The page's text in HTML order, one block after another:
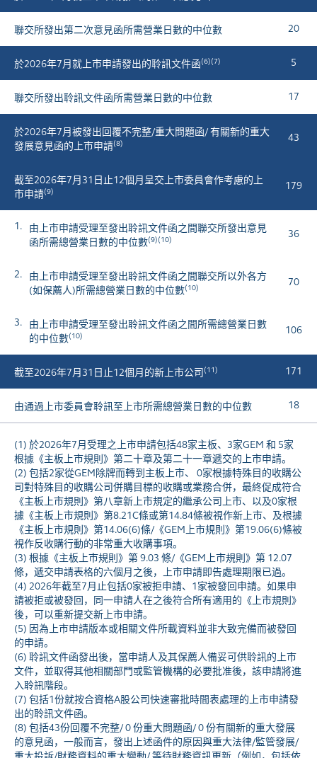
聯交所發出第二次意見函所需營業日數的中位數 20
於2026年7月就上市申請發出的聆訊文件函(6)(7) 5
聯交所發出聆訊文件函所需營業日數的中位數 17
於2026年7月被發出回覆不完整/重大問題函/ 有關新的重大
發展意見函的上市申請(8) 43
截至2026年7月31日止12個月呈交上市委員會作考慮的上
市申請(9) 179
1.
由上市申請受理至發出聆訊文件函之間聯交所發出意見
函所需總營業日數的中位數(9)(10) 36
2.
由上市申請受理至發出聆訊文件函之間聯交所以外各方
(如保薦人)所需總營業日數的中位數(10) 70
3.
由上市申請受理至發出聆訊文件函之間所需總營業日數
的中位數(10) 106
截至2026年7月31日止12個月的新上市公司 (11) 171
由通過上市委員會聆訊至上市所需總營業日數的中位數 18
(1) 於2026年7月受理之上市申請包括48家主板、3家GEM 和 5家
根據《主板上市規則》第二十章及第二十一章遞交的上市申請。
(2) 包括2家從GEM除牌而轉到主板上市、 0家根據特殊目的收購公
司對特殊目的收購公司併購目標的收購或業務合併，最終促成符合
《主板上市規則》第八章新上市規定的繼承公司上市、以及0家根
據《主板上市規則》第8.21C條或第14.84條被視作新上市、及根據
《主板上市規則》第14.06(6)條/《GEM上市規則》第19.06(6)條被
視作反收購行動的非常重大收購事項。
(3) 根據《主板上市規則》第 9.03 條/《GEM上市規則》第 12.07
條，遞交申請表格的六個月之後，上市申請即告處理期限已過。
(4) 2026年截至7月止包括0家被拒申請、1家被發回申請。如果申
請被拒或被發回，同一申請人在之後符合所有適用的《上市規則》
後，可以重新提交新上市申請。
(5) 因為上市申請版本或相關文件所載資料並非大致完備而被發回
的申請。
(6) 聆訊文件函發出後，當申請人及其保薦人備妥可供聆訊的上市
文件，並取得其他相關部門或監管機構的必要批准後，該申請將進
入聆訊階段。
(7) 包括1份就按合資格A股公司快速審批時間表處理的上市申請發
出的聆訊文件函。
(8) 包括43份回覆不完整/ 0 份重大問題函/ 0 份有關新的重大發展
的意見函，一般而言，發出上述函件的原因與重大法律/監管發展/